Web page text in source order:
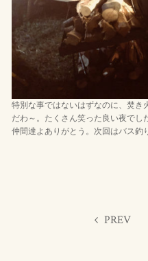
特別な事ではないはずなのに、焚き
だわ～。たくさん笑った良い夜でし
仲間達よありがとう。次回はバス釣
PREV